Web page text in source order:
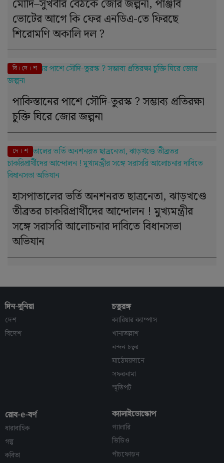
মোদি–সুখবীর বৈঠকে জোর জল্পনা, পাঞ্জাব
ভোটের আগে কি ফের এনডিএ-তে ফিরছে
শিরোমণি অকালি দল ?
বি। দে । শ
পাকিস্তানের পাশে সৌদি-তুরস্ক ? সম্ভাব্য প্রতিরক্ষা
চুক্তি ঘিরে জোর জল্পনা
দে । শ
হাসপাতালের ভর্তি অনশনরত ছাত্রনেতা, ঝাড়খণ্ডে
তীব্রতর চাকরিপ্রার্থীদের আন্দোলন ! মুখ্যমন্ত্রীর
সঙ্গে সরাসরি আলোচনার দাবিতে বিধানসভা
অভিযান
দিন-দুনিয়া
দেশ
বিদেশ
চতুরঙ্গ
ক্যারিয়ার ক্যাম্পাস
খানাতল্লাশ
নন্দন চত্বর
মাঠেময়দানে
সফরনামা
স্মৃতিপট
রোব-e-বর্ণ
ধারাবাহিক
গল্প
কবিতা
ক্যালাইডোস্কোপ
গ্যালারি
ভিডিও
পাঁচফোড়ন